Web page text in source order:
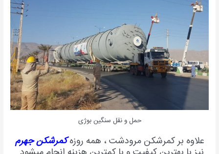
حمل و نقل سنگین بوژی
علاوه بر کمرشکن مرودشت ، همه روزهکمرشکن جهرم